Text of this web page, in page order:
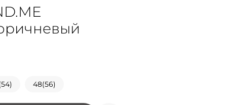
48(56)